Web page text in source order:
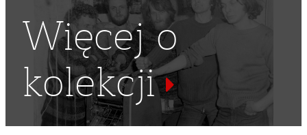
STARE MIASTO,DEMONSTRACJA ,ZADYMA
NIEZALEŻNE
ZRZESZENIE STUDENTÓW ,ZADYMY
Więcej o
kolekcji